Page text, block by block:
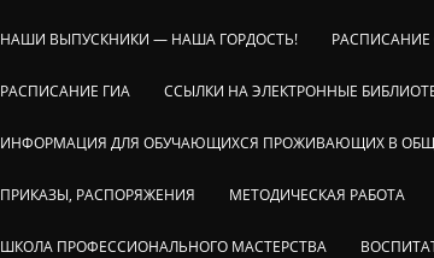
НАШИ ВЫПУСКНИКИ — НАША ГОРДОСТЬ! РАСПИСАНИЕ
РАСПИСАНИЕ ГИА ССЫЛКИ НА ЭЛЕКТРОННЫЕ
ИНФОРМАЦИЯ ДЛЯ ОБУЧАЮЩИХСЯ ПРОЖИВАЮЩИХ В
ПРИКАЗЫ, РАСПОРЯЖЕНИЯ МЕТОДИЧЕСКАЯ РАБОТА
ШКОЛА ПРОФЕССИОНАЛЬНОГО МАСТЕРСТВА